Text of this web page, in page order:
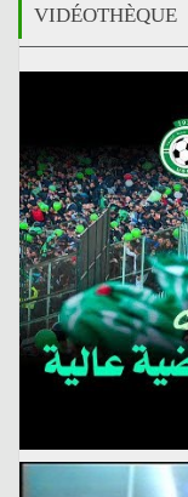
VIDÉOTHÈQUE